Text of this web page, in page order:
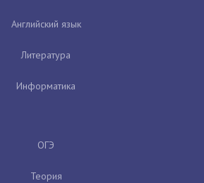
Английский язык
Литература
Информатика
ОГЭ
Теория